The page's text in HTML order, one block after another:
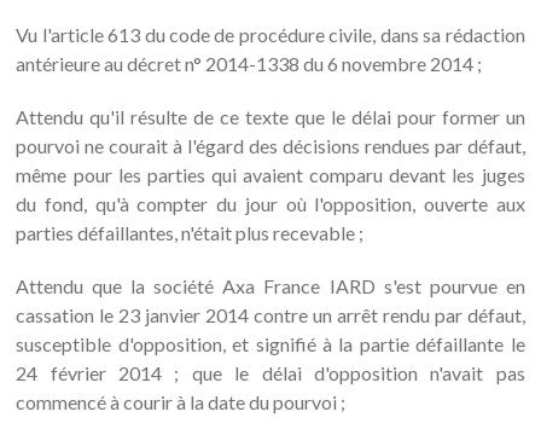
Vu l'article 613 du code de procédure civile, dans sa rédaction
antérieure au décret n° 2014-1338 du 6 novembre 2014 ;
Attendu qu'il résulte de ce texte que le délai pour former un
pourvoi ne courait à l'égard des décisions rendues par défaut,
même pour les parties qui avaient comparu devant les juges
du fond, qu'à compter du jour où l'opposition, ouverte aux
parties défaillantes, n'était plus recevable ;
Attendu que la société Axa France IARD s'est pourvue en
cassation le 23 janvier 2014 contre un arrêt rendu par défaut,
susceptible d'opposition, et signifié à la partie défaillante le
24 février 2014 ; que le délai d'opposition n'avait pas
commencé à courir à la date du pourvoi ;